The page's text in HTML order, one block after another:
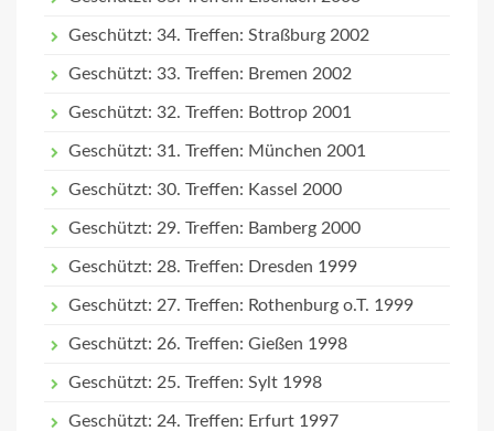
Geschützt: 34. Treffen: Straßburg 2002
Geschützt: 33. Treffen: Bremen 2002
Geschützt: 32. Treffen: Bottrop 2001
Geschützt: 31. Treffen: München 2001
Geschützt: 30. Treffen: Kassel 2000
Geschützt: 29. Treffen: Bamberg 2000
Geschützt: 28. Treffen: Dresden 1999
Geschützt: 27. Treffen: Rothenburg o.T. 1999
Geschützt: 26. Treffen: Gießen 1998
Geschützt: 25. Treffen: Sylt 1998
Geschützt: 24. Treffen: Erfurt 1997